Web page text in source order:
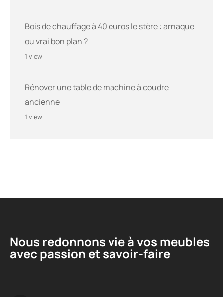
Bois de chauffage à 40 euros le stère : arnaque
ou vrai bon plan ?
1 view
Rénover une table de machine à coudre
ancienne
1 view
Nous redonnons vie à vos meubles
avec passion et savoir-faire